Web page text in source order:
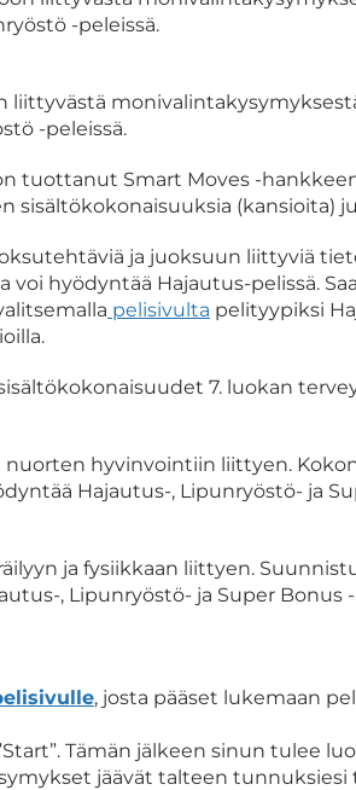
-peleissä.
-peleissä.
tuottanut Smart Moves -
sisältökokonaisuuksia (kansioita)
ja juoksuun liittyviä
voi hyödyntää Hajautus-pelissä.
pelisivulta pelityypiksi
7. luokan
nuorten hyvinvointiin liittyen.
Hajautus-, Lipunryöstö- ja
ja fysiikkaan liittyen.
, Lipunryöstö- ja Super Bonus -
, josta pääset lukemaan
Tämän jälkeen sinun tulee
jäävät talteen tunnuksiesi